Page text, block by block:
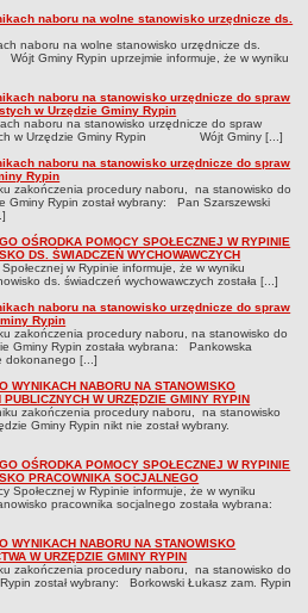
radnych
Monitory Polskie
zagospodarowania
granice oraz siedziby
opis granic okręgów wyborczych
naboru na wolne stanowisko urzędnicze ds.
naboru na wolne stanowisko urzędnicze ds.
Gminy Rypin uprzejmie informuje, że w wyniku
naboru na stanowisko urzędnicze do spraw
w Urzędzie Gminy Rypin
naboru na stanowisko urzędnicze do spraw
w Urzędzie Gminy Rypin Wójt Gminy [...]
naboru na stanowisko urzędnicze do spraw
Rypin
zakończenia procedury naboru, na stanowisko do
Gminy Rypin został wybrany: Pan Szarszewski
OŚRODKA POMOCY SPOŁECZNEJ W RYPINIE
DS. ŚWIADCZEŃ WYCHOWAWCZYCH
w Rypinie informuje, że w wyniku
ds. świadczeń wychowawczych została [...]
naboru na stanowisko urzędnicze do spraw
Rypin
zakończenia procedury naboru, na stanowisko do
Gminy Rypin została wybrana: Pankowska
dokonanego [...]
WYNIKACH NABORU NA STANOWISKO
W URZĘDZIE GMINY RYPIN
zakończenia procedury naboru, na stanowisko
Gminy Rypin nikt nie został wybrany.
OŚRODKA POMOCY SPOŁECZNEJ W RYPINIE
PRACOWNIKA SOCJALNEGO
Społecznej w Rypinie informuje, że w wyniku
pracownika socjalnego została wybrana:
WYNIKACH NABORU NA STANOWISKO
W URZĘDZIE GMINY RYPIN
zakończenia procedury naboru, na stanowisko do
został wybrany: Borkowski Łukasz zam. Rypin